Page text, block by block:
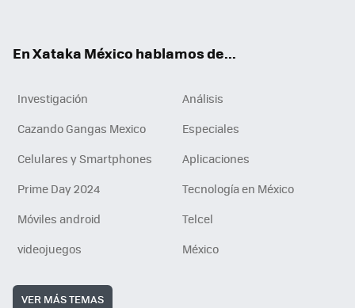
En Xataka México hablamos de...
Investigación
Análisis
Cazando Gangas Mexico
Especiales
Celulares y Smartphones
Aplicaciones
Prime Day 2024
Tecnología en México
Móviles android
Telcel
videojuegos
México
VER MÁS TEMAS